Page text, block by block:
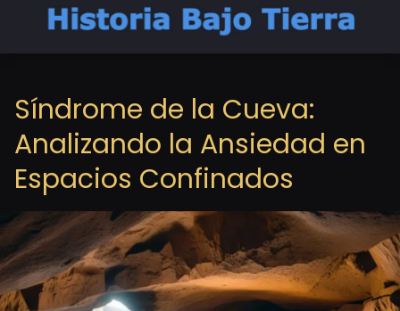
Síndrome de la Cueva:
Analizando la Ansiedad en
Espacios Confinados